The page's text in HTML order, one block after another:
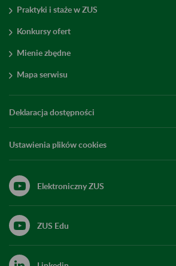
Praktyki i staże w ZUS
Konkursy ofert
Mienie zbędne
Mapa serwisu
Deklaracja dostępności
Ustawienia plików cookies
Elektroniczny ZUS
ZUS Edu